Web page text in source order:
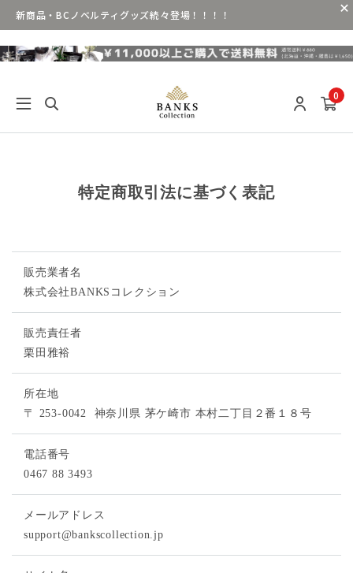
新商品・BCノベルティグッズ続々登場！！！！
0
特定商取引法に基づく表記
販売業者名
株式会社BANKSコレクション
販売責任者
栗田雅裕
所在地
〒 253-0042 神奈川県 茅ケ崎市 本村二丁目２番１８号
電話番号
0467 88 3493
メールアドレス
support@bankscollection.jp